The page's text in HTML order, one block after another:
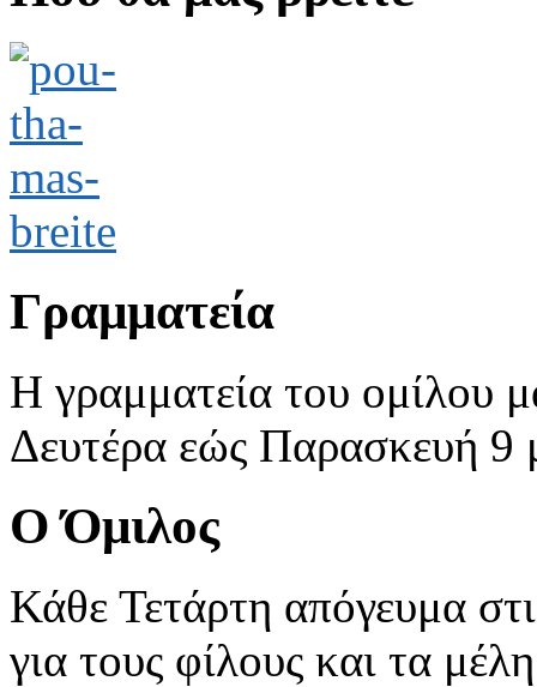
Γραμματεία
Η γραμματεία του ομίλου
Δευτέρα εώς Παρασκευή 9
Ο Όμιλος
Κάθε Τετάρτη απόγευμα
για τους φίλους και τα